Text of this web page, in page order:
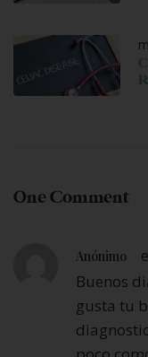
One Comment
Anónimo
Buenos
gusta tu